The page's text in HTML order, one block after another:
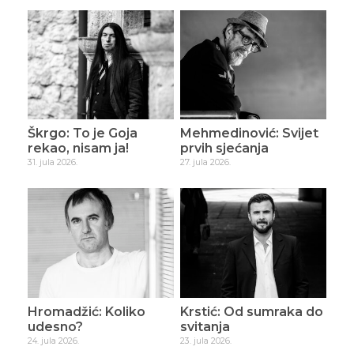
Škrgo: To je Goja
rekao, nisam ja!
31. jula 2026.
Mehmedinović: Svijet
prvih sjećanja
27. jula 2026.
Hromadžić: Koliko
udesno?
24. jula 2026.
Krstić: Od sumraka do
svitanja
23. jula 2026.